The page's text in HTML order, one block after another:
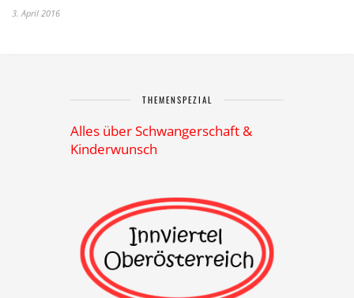
3. April 2016
THEMENSPEZIAL
Alles über Schwangerschaft &
Kinderwunsch